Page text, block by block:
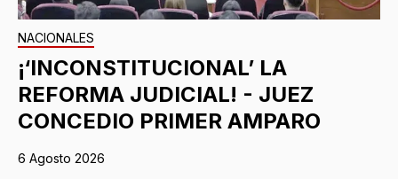
NACIONALES
¡‘INCONSTITUCIONAL’ LA
REFORMA JUDICIAL! - JUEZ
CONCEDIO PRIMER AMPARO
6 Agosto 2026